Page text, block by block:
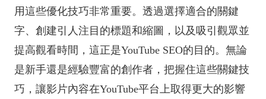
用這些優化技巧非常重要。透過選擇適合的關鍵
字、創建引人注目的標題和縮圖，以及吸引觀眾並
提高觀看時間，這正是YouTube SEO的目的。無論
是新手還是經驗豐富的創作者，把握住這些關鍵技
巧，讓影片內容在YouTube平台上取得更大的影響